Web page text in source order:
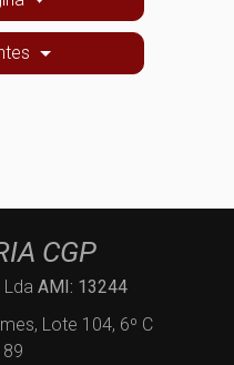
CGP
Lda AMI: 13244
Lote 104, 6º C